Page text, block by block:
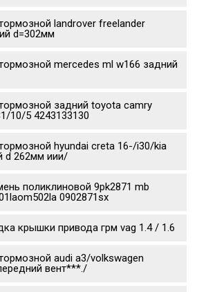
landrover freelander
d=302мм
mercedes ml w166 задний
задний toyota camry
10/5 4243133130
hyundai creta 16-/i30/kia
d 262мм иии/
поликлиновой 9pk2871 mb
0902871sx
крышки привода грм vag 1.4 / 1.6
audi a3/volkswagen
вент***./